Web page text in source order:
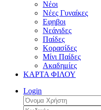
Νέοι
Νέες Γυναίκες
Εφηβοι
Νεάνιδες
Παίδες
Κορασίδες
Μίνι Παίδες
Ακαδημίες
ΚΑΡΤΑ ΦΙΛΟΥ
Login